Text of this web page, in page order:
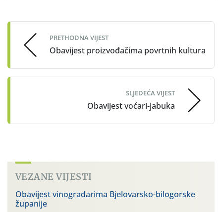
navigation
PRETHODNA VIJEST
Obavijest proizvođačima povrtnih kultura
SLJEDEĆA VIJEST
Obavijest voćari-jabuka
VEZANE VIJESTI
Obavijest vinogradarima Bjelovarsko-bilogorske
županije